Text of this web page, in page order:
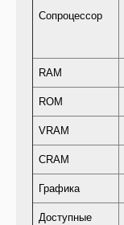
Сопроцессор
RAM
ROM
VRAM
CRAM
Графика
Доступные